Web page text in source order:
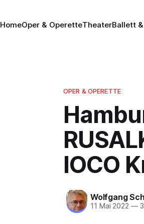
HomeOper & OperetteTheaterBallett
OPER & OPERETTE
IOCO
Wolfgang
11 Mai 2022 —3